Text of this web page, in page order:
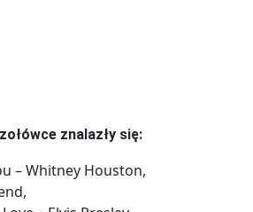
znalazły się:
– Whitney Houston,